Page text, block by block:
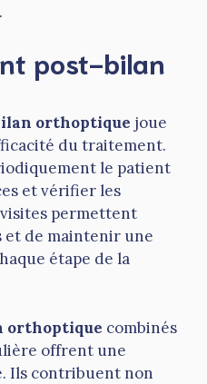
post-bilan
orthoptique joue
du traitement.
le patient
et vérifier les
visites permettent
et de maintenir une
étape de la
orthoptique combinés
offrent une
Ils contribuent non